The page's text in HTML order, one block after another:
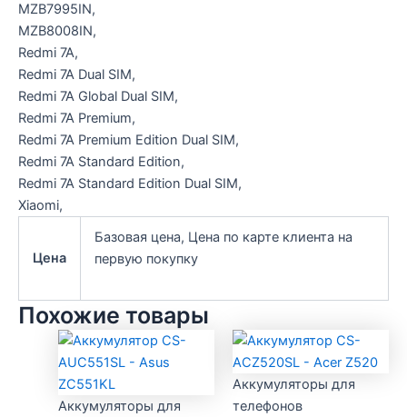
MZB7995IN,
MZB8008IN,
Redmi 7A,
Redmi 7A Dual SIM,
Redmi 7A Global Dual SIM,
Redmi 7A Premium,
Redmi 7A Premium Edition Dual SIM,
Redmi 7A Standard Edition,
Redmi 7A Standard Edition Dual SIM,
Xiaomi,
Цена
Базовая цена, Цена по карте клиента на
первую покупку
Похожие товары
Аккумуляторы для
Аккумуляторы для
телефонов